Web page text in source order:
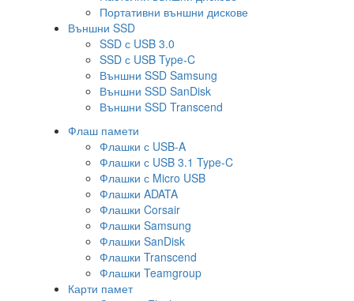
Портативни външни дискове
Външни SSD
SSD с USB 3.0
SSD с USB Type-C
Външни SSD Samsung
Външни SSD SanDisk
Външни SSD Transcend
Флаш памети
Флашки с USB-A
Флашки с USB 3.1 Type-C
Флашки с Micro USB
Флашки ADATA
Флашки Corsair
Флашки Samsung
Флашки SanDisk
Флашки Transcend
Флашки Teamgroup
Карти памет